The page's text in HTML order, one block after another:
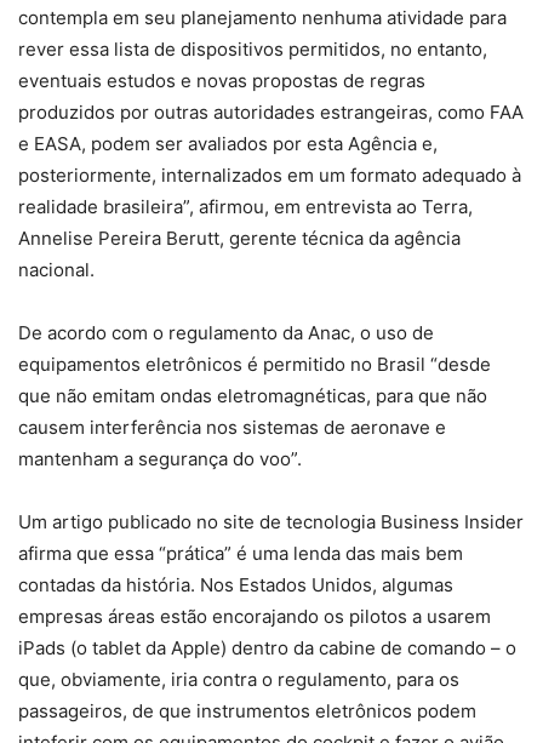
contempla em seu planejamento nenhuma atividade para
rever essa lista de dispositivos permitidos, no entanto,
eventuais estudos e novas propostas de regras
produzidos por outras autoridades estrangeiras, como FAA
e EASA, podem ser avaliados por esta Agência e,
posteriormente, internalizados em um formato adequado à
realidade brasileira”, afirmou, em entrevista ao Terra,
Annelise Pereira Berutt, gerente técnica da agência
nacional.
De acordo com o regulamento da Anac, o uso de
equipamentos eletrônicos é permitido no Brasil “desde
que não emitam ondas eletromagnéticas, para que não
causem interferência nos sistemas de aeronave e
mantenham a segurança do voo”.
Um artigo publicado no site de tecnologia Business Insider
afirma que essa “prática” é uma lenda das mais bem
contadas da história. Nos Estados Unidos, algumas
empresas áreas estão encorajando os pilotos a usarem
iPads (o tablet da Apple) dentro da cabine de comando – o
que, obviamente, iria contra o regulamento, para os
passageiros, de que instrumentos eletrônicos podem